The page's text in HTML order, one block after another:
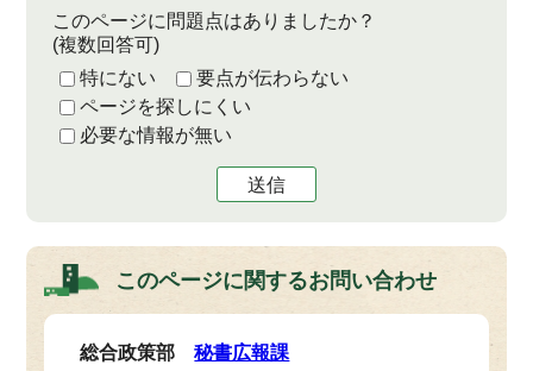
このページに問題点はありましたか？
(複数回答可)
特にない
要点が伝わらない
ページを探しにくい
必要な情報が無い
送信
このページに関するお問い合わせ
総合政策部秘書広報課